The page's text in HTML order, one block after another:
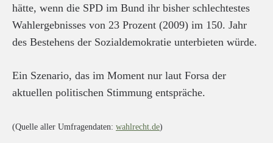
hätte, wenn die SPD im Bund ihr bisher schlechtestes
Wahlergebnisses von 23 Prozent (2009) im 150. Jahr
des Bestehens der Sozialdemokratie unterbieten würde.
Ein Szenario, das im Moment nur laut Forsa der
aktuellen politischen Stimmung entspräche.
(Quelle aller Umfragendaten: wahlrecht.de)